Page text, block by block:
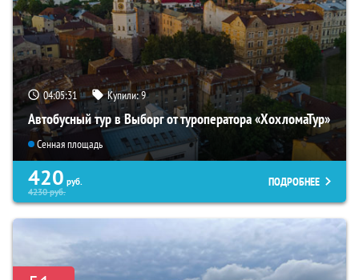
04:05:30 Купили:9
Автобусный тур в Выборг от туроператора «ХохломаТур»
Сенная площадь
420 руб.
4230руб.
ПОДРОБНЕЕ